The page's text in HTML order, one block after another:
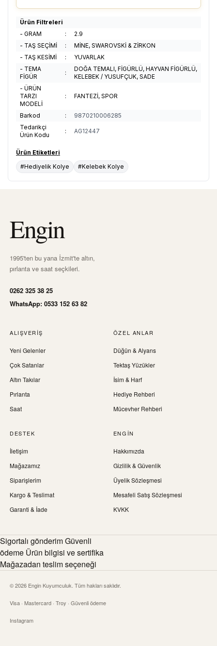
Ürün Filtreleri
- GRAM
:
2.9
- TAŞ SEÇİMİ
:
MİNE, SWAROVSKİ & ZİRKON
- TAŞ KESİMİ
:
YUVARLAK
- TEMA
FİGÜR
:
DOĞA TEMALI, FİGÜRLÜ, HAYVAN FİGÜRLÜ,
KELEBEK / YUSUFÇUK, SADE
- ÜRÜN
TARZI
MODELİ
: FANTEZİ, SPOR
Barkod :
9870210006285
Tedarikçi
Ürün Kodu
: AG12447
Ürün Etiketleri
#Hediyelik Kolye
#Kelebek Kolye
Engin
1995'ten bu yana İzmit'te altın,
pırlanta ve saat seçkileri.
0262 325 38 25
WhatsApp: 0533 152 63 82
ALIŞVERIŞ
Yeni Gelenler
Çok Satanlar
Altın Takılar
Pırlanta
Saat
ÖZEL ANLAR
Düğün & Alyans
Tektaş Yüzükler
İsim & Harf
Hediye Rehberi
Mücevher Rehberi
DESTEK
İletişim
Mağazamız
Siparişlerim
Kargo & Teslimat
Garanti & İade
ENGIN
Hakkımızda
Gizlilik & Güvenlik
Üyelik Sözleşmesi
Mesafeli Satış Sözleşmesi
KVKK
Sigortalı gönderim Güvenli
ödeme Ürün bilgisi ve sertifika
Mağazadan teslim seçeneği
© 2026 Engin Kuyumculuk. Tüm hakları saklıdır.
Visa · Mastercard · Troy · Güvenli ödeme
Instagram